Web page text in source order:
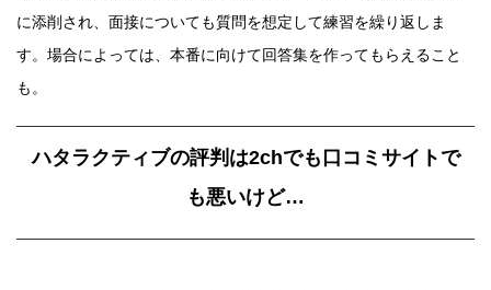
に添削され、面接についても質問を想定して練習を繰り返しま
す。場合によっては、本番に向けて回答集を作ってもらえること
も。
ハタラクティブの評判は2chでも口コミサイトで
も悪いけど…